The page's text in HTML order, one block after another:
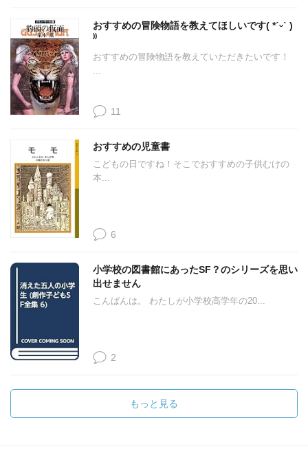
おすすめの冒険物語を教えてほしいです( *ˊᵕˋ )
⁾⁾
おすすめの冒険物語を教えていただきたいです！
11
おすすめの児童書
こどもの日ですね！そこでおすすめの子供むけの
本...
6
小学校の図書館にあったSF？のシリーズを思い
出せません
こんばんは。 わたしが小学校高学年の20...
2
もっと見る